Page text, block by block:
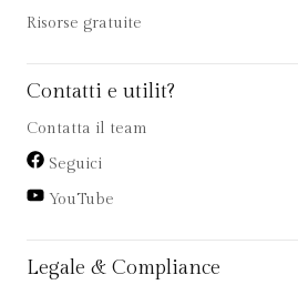
Risorse gratuite
Contatti e utilit?
Contatta il team
Seguici
YouTube
Legale & Compliance